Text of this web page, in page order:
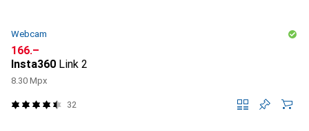
Webcam
CHF
166.–
Insta360 Link 2
8.30 Mpx
32